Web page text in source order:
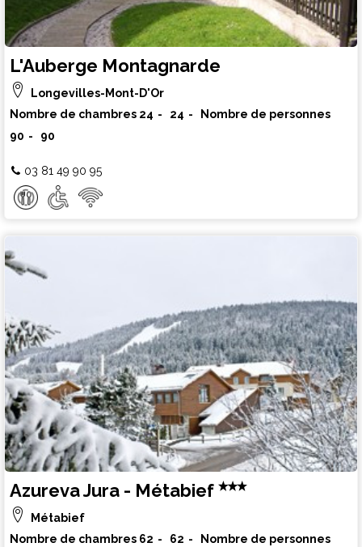
L'Auberge Montagnarde
Longevilles-Mont-D'Or
Nombre de chambres 24 24
Nombre de personnes
90
90
03 81 49 90 95
Azureva Jura - Métabief
Métabief
Nombre de chambres 62 62
Nombre de personnes